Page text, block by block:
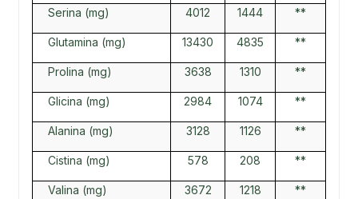
Serina (mg) 4012 1444 **
Glutamina (mg) 13430 4835 **
Prolina (mg) 3638 1310 **
Glicina (mg) 2984 1074 **
Alanina (mg) 3128 1126 **
Cistina (mg) 578 208 **
Valina (mg) 3672 1218 **